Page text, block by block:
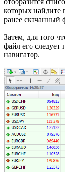
отобразится
которых найдите
ранее скачанный
Затем, для того
файл его следует
навигатор.